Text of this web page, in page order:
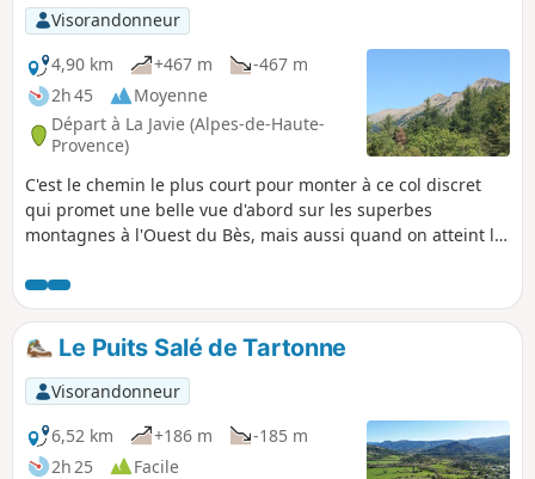
Visorandonneur
4,90 km
+467 m
-467 m
2h 45
Moyenne
Départ à La Javie (Alpes-de-Haute-
Provence)
C'est le chemin le plus court pour monter à ce col discret
qui promet une belle vue d'abord sur les superbes
montagnes à l'Ouest du Bès, mais aussi quand on atteint le
à l'Est.
Le Puits Salé de Tartonne
Visorandonneur
6,52 km
+186 m
-185 m
2h 25
Facile